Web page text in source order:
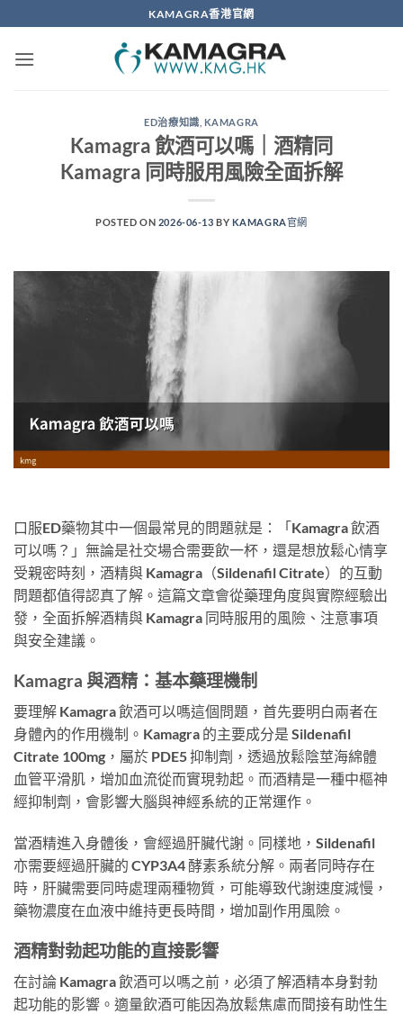
to
content
KAMAGRA香港官網
ED治療知識 KAMAGRA
Kamagra 飲酒可以嗎｜酒精同
Kamagra 同時服用風險全面拆解
POSTED ON 2026-06-13 BY KAMAGRA官網
口服ED藥物其中一個最常見的問題就是：「Kamagra 飲酒
可以嗎？」無論是社交場合需要飲一杯，還是想放鬆心情享
受親密時刻，酒精與 Kamagra（Sildenafil Citrate）的互動
問題都值得認真了解。這篇文章會從藥理角度與實際經驗出
發，全面拆解酒精與 Kamagra 同時服用的風險、注意事項
與安全建議。
Kamagra 與酒精：基本藥理機制
要理解 Kamagra 飲酒可以嗎這個問題，首先要明白兩者在
身體內的作用機制。Kamagra 的主要成分是 Sildenafil
Citrate 100mg，屬於 PDE5 抑制劑，透過放鬆陰莖海綿體
血管平滑肌，增加血流從而實現勃起。而酒精是一種中樞神
經抑制劑，會影響大腦與神經系統的正常運作。
當酒精進入身體後，會經過肝臟代謝。同樣地，Sildenafil
亦需要經過肝臟的 CYP3A4 酵素系統分解。兩者同時存在
時，肝臟需要同時處理兩種物質，可能導致代謝速度減慢，
藥物濃度在血液中維持更長時間，增加副作用風險。
酒精對勃起功能的直接影響
在討論 Kamagra 飲酒可以嗎之前，必須了解酒精本身對勃
起功能的影響。適量飲酒可能因為放鬆焦慮而間接有助性生